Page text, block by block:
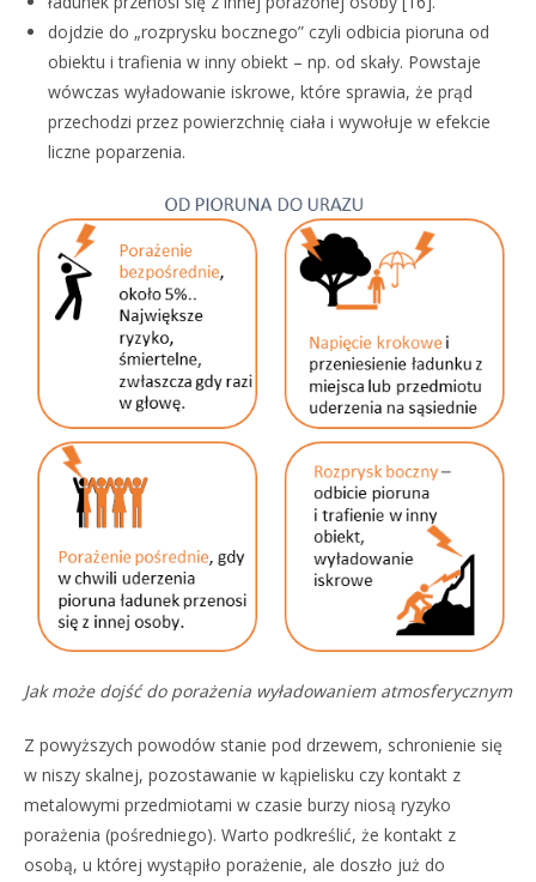
dojdzie do „rozprysku bocznego” czyli odbicia pioruna od
obiektu i trafienia w inny obiekt – np. od skały. Powstaje
wówczas wyładowanie iskrowe, które sprawia, że prąd
przechodzi przez powierzchnię ciała i wywołuje w efekcie
liczne poparzenia.
Jak może dojść do porażenia wyładowaniem atmosferycznym
Z powyższych powodów stanie pod drzewem, schronienie się
w niszy skalnej, pozostawanie w kąpielisku czy kontakt z
metalowymi przedmiotami w czasie burzy niosą ryzyko
porażenia (pośredniego). Warto podkreślić, że kontakt z
osobą, u której wystąpiło porażenie, ale doszło już do